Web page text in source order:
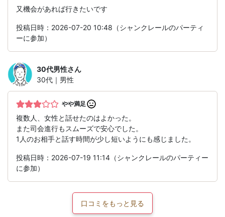
又機会があれば行きたいです
投稿日時：2026-07-20 10:48（シャンクレールのパーティ
ーに参加）
30代男性さん
30代｜男性
やや満足
複数人、女性と話せたのはよかった。
また司会進行もスムーズで安心でした。
1人のお相手と話す時間が少し短いようにも感じました。
投稿日時：2026-07-19 11:14（シャンクレールのパーティー
に参加）
口コミをもっと見る